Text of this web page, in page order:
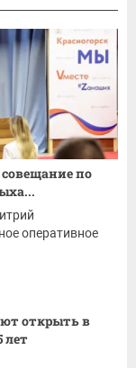
по
оперативное
открыть в
лет